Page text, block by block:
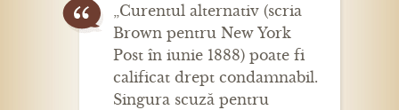
„Curentul alternativ (scria
Brown pentru New York
Post în iunie 1888) poate fi
calificat drept condamnabil.
Singura scuză pentru